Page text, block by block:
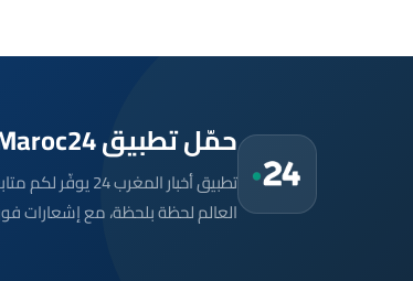
حمّل تطبيق Maroc24، أخبار المغرب تصلك أولاً
تطبيق أخبار
العالم لحظة بلحظة، مع إشعارات